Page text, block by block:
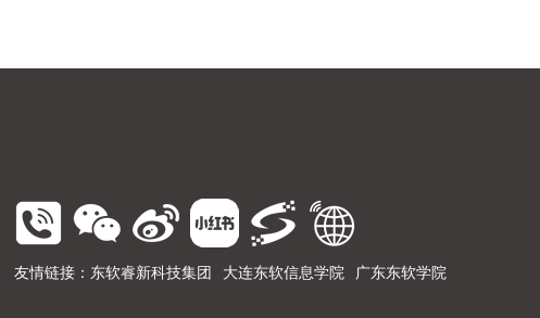
友情链接： 东软睿新科技集团 大连东软信息学院 广东东软学院